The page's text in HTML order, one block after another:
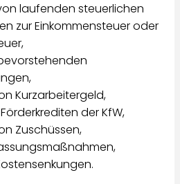
laufenden steuerlichen
zur Einkommensteuer oder
Kurzarbeitergeld,
der KfW,
Zuschüssen,